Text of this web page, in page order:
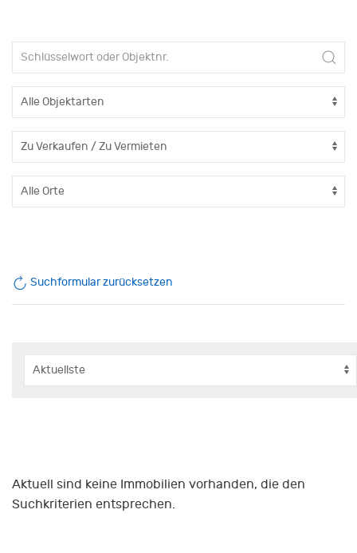
Suchformular zurücksetzen
Aktuell sind keine Immobilien vorhanden, die den
Suchkriterien entsprechen.